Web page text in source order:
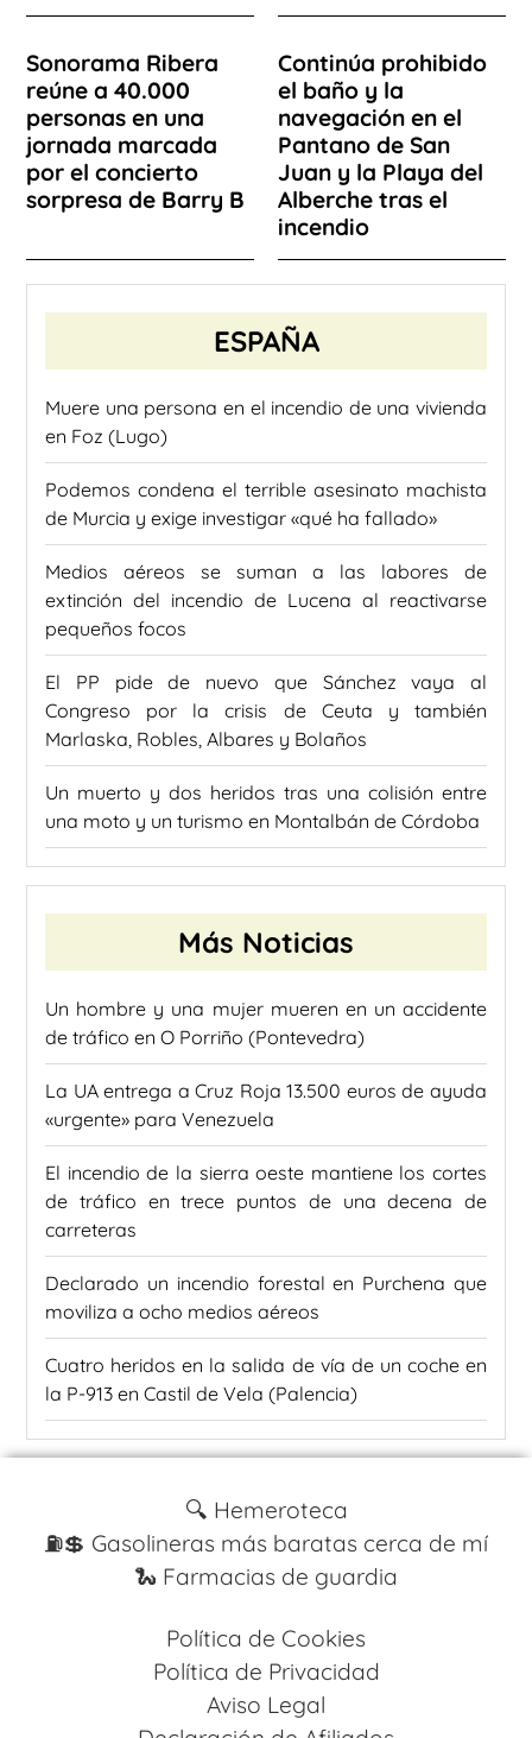
Sonorama Ribera
reúne a 40.000
personas en una
jornada marcada
por el concierto
sorpresa de Barry B
Continúa prohibido
el baño y la
navegación en el
Pantano de San
Juan y la Playa del
Alberche tras el
incendio
ESPAÑA
Muere una persona en el incendio de una vivienda
en Foz (Lugo)
Podemos condena el terrible asesinato machista
de Murcia y exige investigar «qué ha fallado»
Medios aéreos se suman a las labores de
extinción del incendio de Lucena al reactivarse
pequeños focos
El PP pide de nuevo que Sánchez vaya al
Congreso por la crisis de Ceuta y también
Marlaska, Robles, Albares y Bolaños
Un muerto y dos heridos tras una colisión entre
una moto y un turismo en Montalbán de Córdoba
Más Noticias
Un hombre y una mujer mueren en un accidente
de tráfico en O Porriño (Pontevedra)
La UA entrega a Cruz Roja 13.500 euros de ayuda
«urgente» para Venezuela
El incendio de la sierra oeste mantiene los cortes
de tráfico en trece puntos de una decena de
carreteras
Declarado un incendio forestal en Purchena que
moviliza a ocho medios aéreos
Cuatro heridos en la salida de vía de un coche en
la P-913 en Castil de Vela (Palencia)
🔍 Hemeroteca
⛽️💲 Gasolineras más baratas cerca de mí
🐍 Farmacias de guardia
Política de Cookies
Política de Privacidad
Aviso Legal